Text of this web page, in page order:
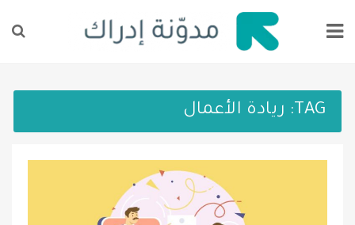
TAG: ريادة الأعمال